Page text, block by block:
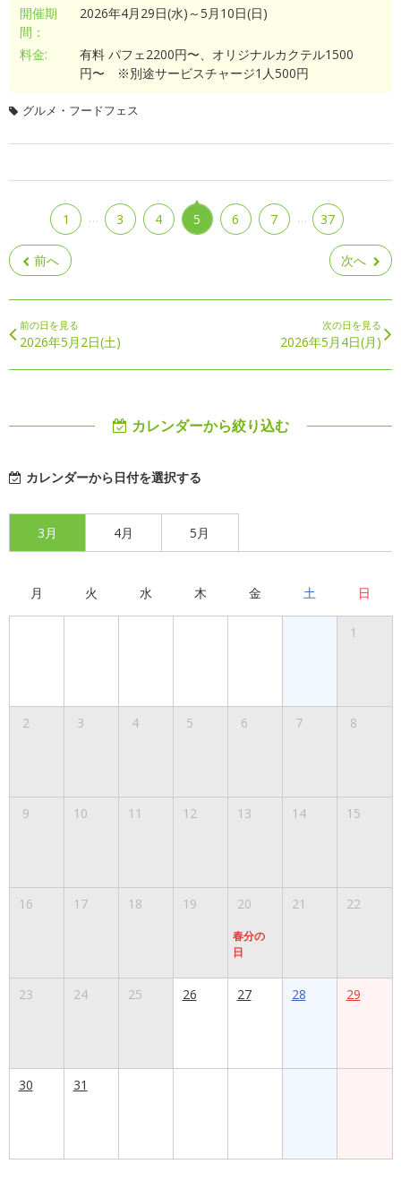
開催期
間：
2026年4月29日(水)～5月10日(日)
料金:
有料 パフェ2200円〜、オリジナルカクテル1500
円〜 ※別途サービスチャージ1人500円
グルメ・フードフェス
前へ
1 … 3 4 5 6 7 … 37
次へ
前の日を見る
2026年5月2日(土)
次の日を見る
2026年5月4日(月)
カレンダーから絞り込む
カレンダーから日付を選択する
3月 4月 5月
月 火 水 木 金 土 日
1
2 3 4 5 6 7 8
9 10 11 12 13 14 15
16 17 18 19 20
春分の
日
21 22
23 24 25 26 27 28 29
30 31